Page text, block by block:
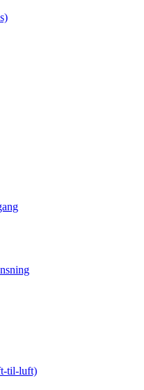
til-luft)